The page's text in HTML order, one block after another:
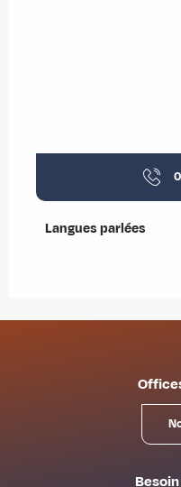
Langues parlées
Langues parlées
Besoin